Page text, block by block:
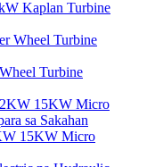
Kaplan Turbine
Turbine
15KW Micro